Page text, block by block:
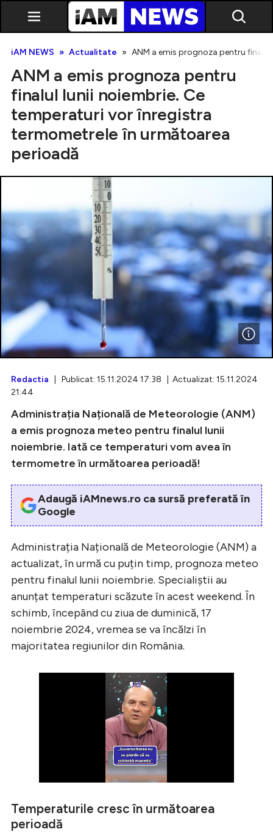
Exclusiv
Intră în cont
Creează cont
iAM NEWS Actualitate ANM a emis prognoza pentru
ANM a emis prognoza pentru
finalul lunii noiembrie. Ce
temperaturi vor înregistra
termometrele în următoarea
perioadă
Redactia | Publicat: 15.11.2024 17:38 | Actualizat: 15.11.2024
21:44
Administrația Națională de Meteorologie (ANM)
a emis prognoza meteo pentru finalul lunii
noiembrie. Iată ce temperaturi vom avea în
termometre în următoarea perioadă!
Adaugă iAMnews.ro ca sursă preferată în
Google
Administrația Națională de Meteorologie (ANM) a
actualizat, în urmă cu puțin timp, prognoza meteo
pentru finalul lunii noiembrie. Specialiștii au
anunțat temperaturi scăzute în acest weekend. În
schimb, începând cu ziua de duminică, 17
noiembrie 2024, vremea se va încălzi în
majoritatea regiunilor din România.
Temperaturile cresc în următoarea
perioadă